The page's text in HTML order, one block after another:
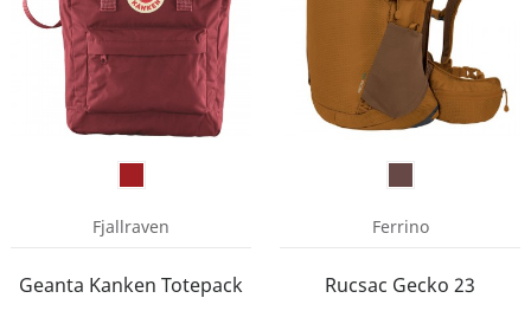
Fjallraven
Geanta Kanken Totepack
Ferrino
Rucsac Gecko 23